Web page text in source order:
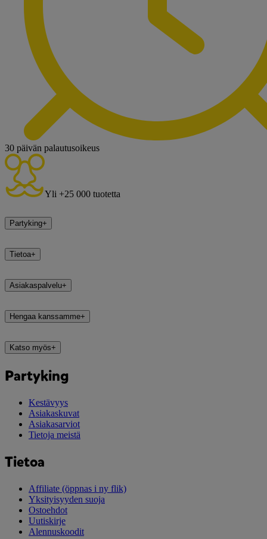
30 päivän palautusoikeus
Yli +25 000 tuotetta
Partyking+
Tietoa+
Asiakaspalvelu+
Hengaa kanssamme+
Katso myös+
Partyking
Kestävyys
Asiakaskuvat
Asiakasarviot
Tietoja meistä
Tietoa
Affiliate (öppnas i ny flik)
Yksityisyyden suoja
Ostoehdot
Uutiskirje
Alennuskoodit